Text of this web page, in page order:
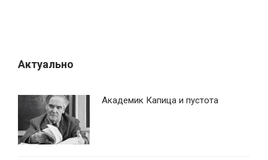
Актуально
Академик Капица и пустота